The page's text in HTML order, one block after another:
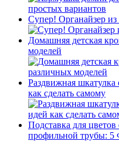
Супер! Органайзер
Домашняя детская
моделей
Раздвижная
как сделать самому
Подставка для цветов
профильной трубы: